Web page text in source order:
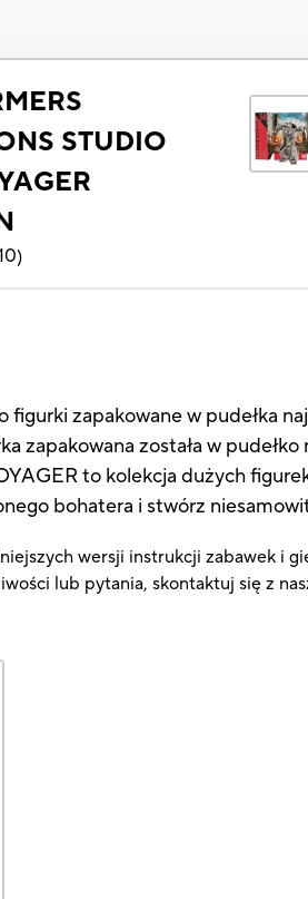
STUDIO
)
figurki zapakowane w pudełka
zapakowana została w
to kolekcja dużych
bohatera i stwórz
wersji instrukcji zabawek i
lub pytania, skontaktuj się z